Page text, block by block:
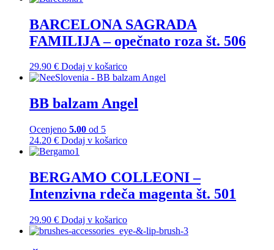
BARCELONA SAGRADA
FAMILIJA – opečnato roza št. 506
29.90 € Dodaj v košarico
BB balzam Angel
Ocenjeno 5.00 od 5
24.20 € Dodaj v košarico
BERGAMO COLLEONI –
Intenzivna rdeča magenta št. 501
29.90 € Dodaj v košarico